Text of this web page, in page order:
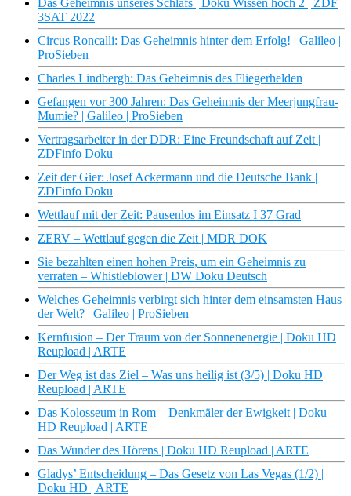
Das Geheimnis unseres Schlafs | Doku Wissen hoch 2 | ZDF
3SAT 2022
Circus Roncalli: Das Geheimnis hinter dem Erfolg! | Galileo |
ProSieben
Charles Lindbergh: Das Geheimnis des Fliegerhelden
Gefangen vor 300 Jahren: Das Geheimnis der Meerjungfrau-
Mumie? | Galileo | ProSieben
Vertragsarbeiter in der DDR: Eine Freundschaft auf Zeit |
ZDFinfo Doku
Zeit der Gier: Josef Ackermann und die Deutsche Bank |
ZDFinfo Doku
Wettlauf mit der Zeit: Pausenlos im Einsatz I 37 Grad
ZERV – Wettlauf gegen die Zeit | MDR DOK
Sie bezahlten einen hohen Preis, um ein Geheimnis zu
verraten – Whistleblower | DW Doku Deutsch
Welches Geheimnis verbirgt sich hinter dem einsamsten Haus
der Welt? | Galileo | ProSieben
Kernfusion – Der Traum von der Sonnenenergie | Doku HD
Reupload | ARTE
Der Weg ist das Ziel – Was uns heilig ist (3/5) | Doku HD
Reupload | ARTE
Das Kolosseum in Rom – Denkmäler der Ewigkeit | Doku
HD Reupload | ARTE
Das Wunder des Hörens | Doku HD Reupload | ARTE
Gladys’ Entscheidung – Das Gesetz von Las Vegas (1/2) |
Doku HD | ARTE